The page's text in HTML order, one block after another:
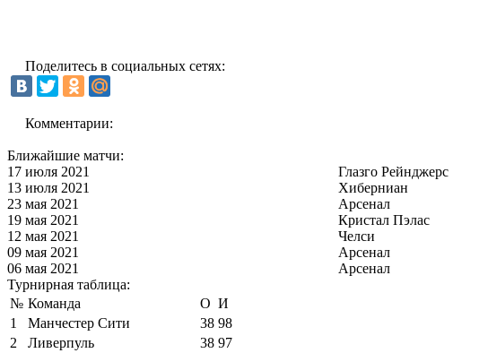
Поделитесь в социальных сетях:
Комментарии:
Ближайшие матчи:
17 июля 2021
Глазго Рейнджерс
13 июля 2021
Хиберниан
23 мая 2021
Арсенал
19 мая 2021
Кристал Пэлас
12 мая 2021
Челси
09 мая 2021
Арсенал
06 мая 2021
Арсенал
Турнирная таблица:
№ Команда О И
1
Манчестер Сити 38 98
2
Ливерпуль 38 97